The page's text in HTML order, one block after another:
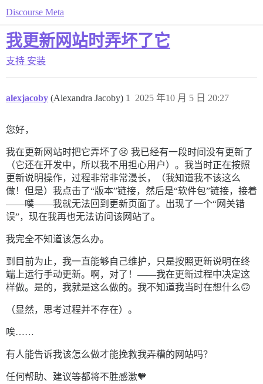
Discourse Meta
我更新网站时弄坏了它
支持 安装
alexjacoby (Alexandra Jacoby) 2025 年10 月 5 日 20:27
1
您好，
我在更新网站时把它弄坏了😢 我已经有一段时间没有更新了
（它还在开发中，所以我不用担心用户）。我当时正在按照
更新说明操作，过程非常非常漫长，（我知道我不该这么
做！但是）我点击了“版本”链接，然后是“软件包”链接，接着
——噗——我就无法回到更新页面了。出现了一个“网关错
误”，现在我再也无法访问该网站了。
我完全不知道该怎么办。
到目前为止，我一直能够自己维护，只是按照更新说明在终
端上运行手动更新。啊，对了！——我在更新过程中决定这
样做。是的，我就是这么做的。我不知道我当时在想什么🙃
（显然，思考过程并不存在）。
唉……
有人能告诉我该怎么做才能挽救我弄糟的网站吗？
任何帮助、建议等都将不胜感激🧡